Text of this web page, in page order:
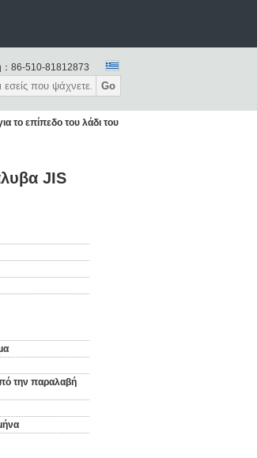
86-510-81812873
Go
το επίπεδο του λάδι του
JIS
την παραλαβή